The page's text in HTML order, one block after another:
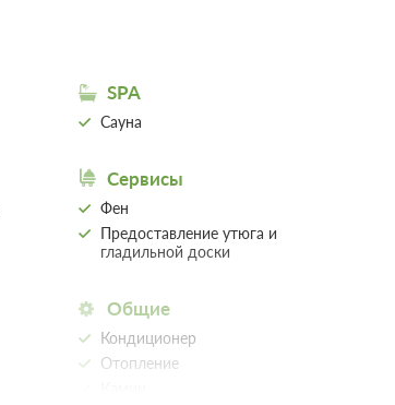
SPA
Сауна
Сервисы
Фен
Предоставление утюга и
гладильной доски
Общие
Кондиционер
Отопление